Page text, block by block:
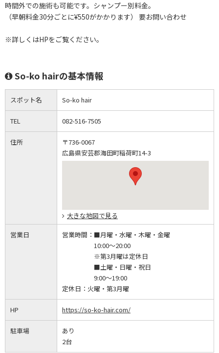
時間外での施術も可能です。シャンプー別料金。
（早朝料金30分ごとに¥550がかかります） 要お問い合わせ
※詳しくはHPをご覧ください。
So-ko hairの基本情報
スポット名 So-ko hair
TEL 082-516-7505
住所
〒736-0067
広島県安芸郡海田町稲荷町14-3
大きな地図で見る
営業日 営業時間： ■月曜・水曜・木曜・金曜
10:00～20:00
※第3月曜は定休日
■土曜・日曜・祝日
9:00～19:00
定休日： 火曜・第3月曜
HP https://so-ko-hair.com/
駐車場
あり
2台